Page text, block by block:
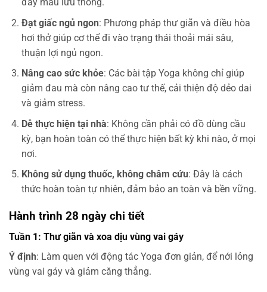
Đạt giấc ngủ ngon: Phương pháp thư giãn và điều hòa
hơi thở giúp cơ thể đi vào trạng thái thoải mái sâu,
thuận lợi ngủ ngon.
Nâng cao sức khỏe: Các bài tập Yoga không chỉ giúp
giảm đau mà còn nâng cao tư thế, cải thiện độ dẻo dai
và giảm stress.
Dễ thực hiện tại nhà: Không cần phải có đồ dùng cầu
kỳ, bạn hoàn toàn có thể thực hiện bất kỳ khi nào, ở mọi
nơi.
Không sử dụng thuốc, không châm cứu: Đây là cách
thức hoàn toàn tự nhiên, đảm bảo an toàn và bền vững.
Hành trình 28 ngày chi tiết
Tuần 1: Thư giãn và xoa dịu vùng vai gáy
Ý định: Làm quen với động tác Yoga đơn giản, để nới lỏng
vùng vai gáy và giảm căng thẳng.